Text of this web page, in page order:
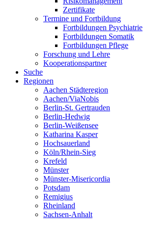
Zertifikate
Termine und Fortbildung
Fortbildungen Psychiatrie
Fortbildungen Somatik
Fortbildungen Pflege
Forschung und Lehre
Kooperationspartner
Suche
Regionen
Aachen Städteregion
Aachen/ViaNobis
Berlin-St. Gertrauden
Berlin-Hedwig
Berlin-Weißensee
Katharina Kasper
Hochsauerland
Köln/Rhein-Sieg
Krefeld
Münster
Münster-Misericordia
Potsdam
Remigius
Rheinland
Sachsen-Anhalt